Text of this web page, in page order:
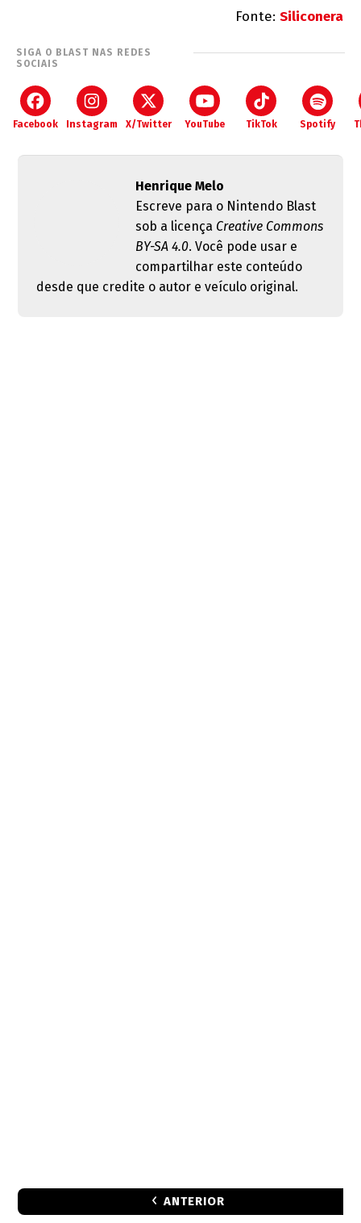
Fonte: Siliconera
SIGA O BLAST NAS REDES
SOCIAIS
Facebook Instagram X/Twitter YouTube TikTok Spotify
Henrique Melo
Escreve para o Nintendo Blast
sob a licença Creative Commons
BY-SA 4.0. Você pode usar e
compartilhar este conteúdo
desde que credite o autor e veículo original.
ANTERIOR